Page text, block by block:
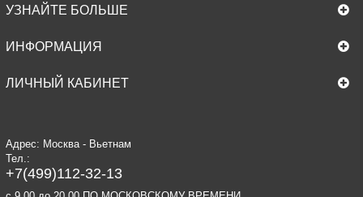
УЗНАЙТЕ БОЛЬШЕ
ИНФОРМАЦИЯ
ЛИЧНЫЙ КАБИНЕТ
Адрес: Москва - Вьетнам
Тел.:
+7(499)112-32-13